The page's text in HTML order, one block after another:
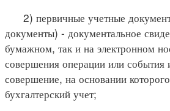
2) первичные учетные
документы) - документальное
бумажном, так и на электронном
совершения операции или события
совершение, на основании
бухгалтерский учет;